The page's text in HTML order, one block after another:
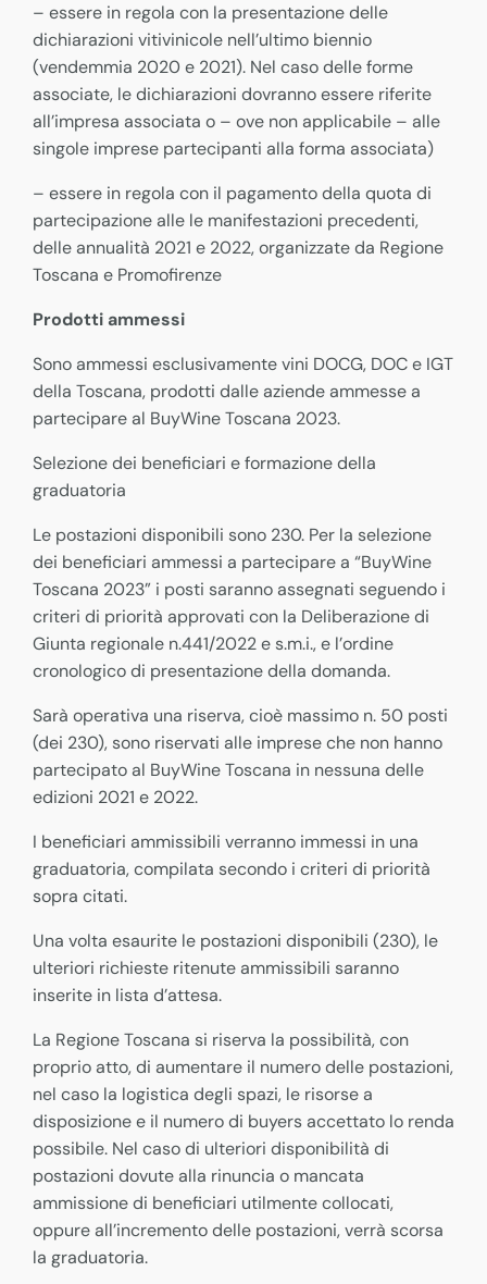
– essere in regola con la presentazione delle
dichiarazioni vitivinicole nell’ultimo biennio
(vendemmia 2020 e 2021). Nel caso delle forme
associate, le dichiarazioni dovranno essere riferite
all’impresa associata o – ove non applicabile – alle
singole imprese partecipanti alla forma associata)
– essere in regola con il pagamento della quota di
partecipazione alle le manifestazioni precedenti,
delle annualità 2021 e 2022, organizzate da Regione
Toscana e Promofirenze
Prodotti ammessi
Sono ammessi esclusivamente vini DOCG, DOC e IGT
della Toscana, prodotti dalle aziende ammesse a
partecipare al BuyWine Toscana 2023.
Selezione dei beneficiari e formazione della
graduatoria
Le postazioni disponibili sono 230. Per la selezione
dei beneficiari ammessi a partecipare a “BuyWine
Toscana 2023” i posti saranno assegnati seguendo i
criteri di priorità approvati con la Deliberazione di
Giunta regionale n.441/2022 e s.m.i., e l’ordine
cronologico di presentazione della domanda.
Sarà operativa una riserva, cioè massimo n. 50 posti
(dei 230), sono riservati alle imprese che non hanno
partecipato al BuyWine Toscana in nessuna delle
edizioni 2021 e 2022.
I beneficiari ammissibili verranno immessi in una
graduatoria, compilata secondo i criteri di priorità
sopra citati.
Una volta esaurite le postazioni disponibili (230), le
ulteriori richieste ritenute ammissibili saranno
inserite in lista d’attesa.
La Regione Toscana si riserva la possibilità, con
proprio atto, di aumentare il numero delle postazioni,
nel caso la logistica degli spazi, le risorse a
disposizione e il numero di buyers accettato lo renda
possibile. Nel caso di ulteriori disponibilità di
postazioni dovute alla rinuncia o mancata
ammissione di beneficiari utilmente collocati,
oppure all’incremento delle postazioni, verrà scorsa
la graduatoria.